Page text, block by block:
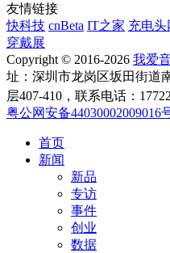
友情链接
快科技 cnBeta IT之家 充电头
穿戴展
Copyright © 2016-2026 我爱
址：深圳市龙岗区坂田街道
层407-410，联系电话：
粤公网安备44030002009016
首页
新闻
新品
专访
事件
创业
数据